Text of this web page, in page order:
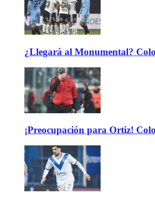
¿Llegará al Monumental?
¡Preocupación para Ortiz!